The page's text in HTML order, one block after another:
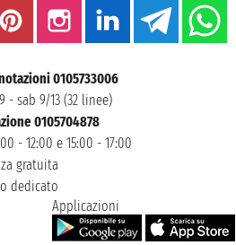
0105733006
- sab 9/13 (32 linee)
0105704878
- 12:00 e 15:00 - 17:00
gratuita
dedicato
Applicazioni